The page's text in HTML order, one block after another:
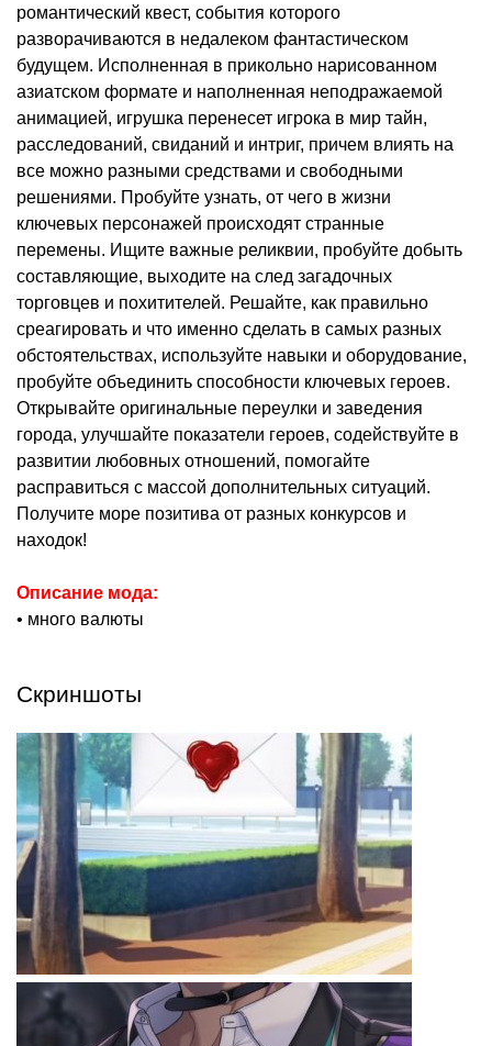
романтический квест, события которого
разворачиваются в недалеком фантастическом
будущем. Исполненная в прикольно нарисованном
азиатском формате и наполненная неподражаемой
анимацией, игрушка перенесет игрока в мир тайн,
расследований, свиданий и интриг, причем влиять на
все можно разными средствами и свободными
решениями. Пробуйте узнать, от чего в жизни
ключевых персонажей происходят странные
перемены. Ищите важные реликвии, пробуйте добыть
составляющие, выходите на след загадочных
торговцев и похитителей. Решайте, как правильно
среагировать и что именно сделать в самых разных
обстоятельствах, используйте навыки и оборудование,
пробуйте объединить способности ключевых героев.
Открывайте оригинальные переулки и заведения
города, улучшайте показатели героев, содействуйте в
развитии любовных отношений, помогайте
расправиться с массой дополнительных ситуаций.
Получите море позитива от разных конкурсов и
находок!
Описание мода:
• много валюты
Скриншоты